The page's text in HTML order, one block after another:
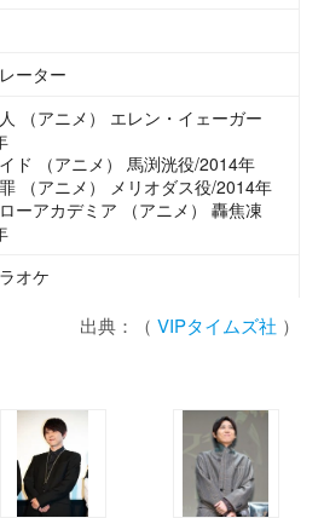
ーター
（アニメ） エレン・イェーガー
ド （アニメ） 馬渕洸役/2014年
（アニメ） メリオダス役/2014年
ーアカデミア （アニメ） 轟焦凍
オケ
出典：（ VIPタイムズ社 ）